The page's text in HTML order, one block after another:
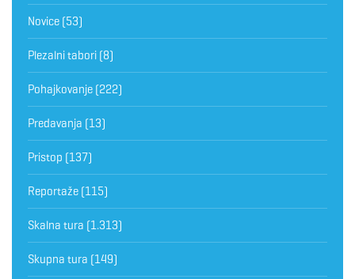
Novice (53)
Plezalni tabori (8)
Pohajkovanje (222)
Predavanja (13)
Pristop (137)
Reportaže (115)
Skalna tura (1.313)
Skupna tura (149)